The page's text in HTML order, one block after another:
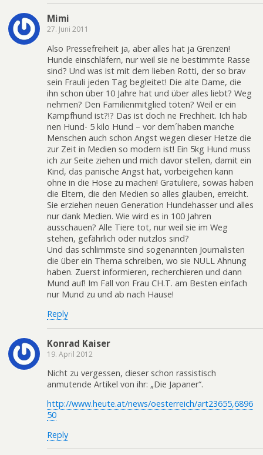
Mimi
27. Juni 2011
Also Pressefreiheit ja, aber alles hat ja Grenzen!
Hunde einschläfern, nur weil sie ne bestimmte Rasse
sind? Und was ist mit dem lieben Rotti, der so brav
sein Frauli jeden Tag begleitet! Die alte Dame, die
ihn schon über 10 Jahre hat und über alles liebt? Weg
nehmen? Den Familienmitglied töten? Weil er ein
Kampfhund ist?!? Das ist doch ne Frechheit. Ich hab
nen Hund- 5 kilo Hund – vor dem´haben manche
Menschen auch schon Angst wegen dieser Hetze die
zur Zeit in Medien so modern ist! Ein 5kg Hund muss
ich zur Seite ziehen und mich davor stellen, damit ein
Kind, das panische Angst hat, vorbeigehen kann
ohne in die Hose zu machen! Gratuliere, sowas haben
die Eltern, die den Medien so alles glauben, erreicht.
Sie erziehen neuen Generation Hundehasser und alles
nur dank Medien. Wie wird es in 100 Jahren
ausschauen? Alle Tiere tot, nur weil sie im Weg
stehen, gefährlich oder nutzlos sind?
Und das schlimmste sind sogenannten Journalisten
die über ein Thema schreiben, wo sie NULL Ahnung
haben. Zuerst informieren, recherchieren und dann
Mund auf! Im Fall von Frau CH.T. am Besten einfach
nur Mund zu und ab nach Hause!
Reply
Konrad Kaiser
19. April 2012
Nicht zu vergessen, dieser schon rassistisch
anmutende Artikel von ihr: „Die Japaner“.
http://www.heute.at/news/oesterreich/art23655,6896
50
Reply